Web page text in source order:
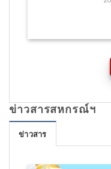
ข่าวสารสหกรณ์ฯ
ข่าวสาร